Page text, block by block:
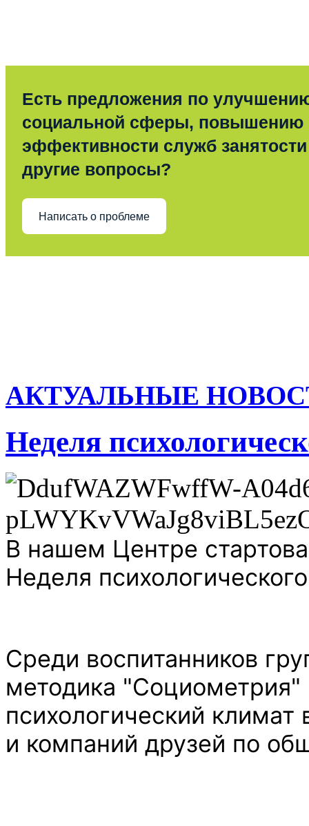
Есть предложения по
социальной сферы, повышению
эффективности служб
другие вопросы?
Написать о проблеме
АКТУАЛЬНЫЕ
Неделя
В нашем Центре
Неделя
Среди воспитанников
методика
психологический
и компаний друзей по